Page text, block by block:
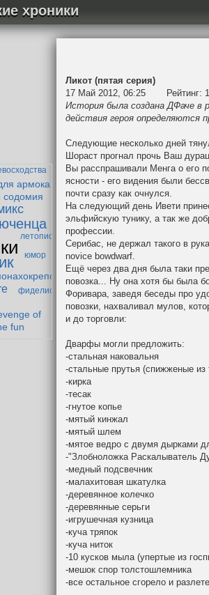
хроники
содомия
of
fun
армока
фиделис
юмор
летопись
Ликот (пятая серия)
17 Май 2012, 06:25
Рейтинг:
История была создана ДФаче в
действия героя определяются
Следующие несколько дней
Шораст прогнал прочь Ваш
Вы расспрашивали Менга о его
ясности - его видения были
почти сразу как очнулся.
На следующий день Ивети
эльфийскую тунику, а так же
профессии.
Серибас, не держал такого в
novice bowdwarf.
Ещё через два дня была таки
повозка... Ну она хотя бы была
Форивара, заведя беседы про
повозки, нахваливал мулов,
и до торговли:
Дварфы могли предложить:
-стальная наковальня
-стальные прутья (спижженые из
-кирка
-тесак
-гнутое копье
-мятый кинжал
-мятый шлем
-мятое ведро с двумя дырками
-"Злобноложка Раскалыватель
-медный подсвечник
-малахитовая шкатулка
-деревянное колечко
-деревянные серьги
-игрушечная кузница
-куча тряпок
-куча ниток
-10 кусков мыла (упертые из
-мешок спор толстошлемника
-все остальное сгорело и